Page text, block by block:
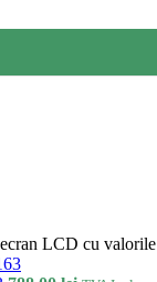
LCD cu